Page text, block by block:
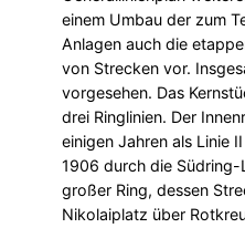
einem Umbau der zum
Anlagen auch die
von Strecken vor.
vorgesehen. Das
drei Ringlinien. Der
einigen Jahren als Linie
1906 durch die Südring-
großer Ring, dessen
Nikolaiplatz über